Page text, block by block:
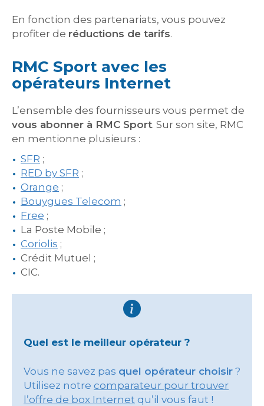
En fonction des partenariats, vous pouvez
profiter de réductions de tarifs.
RMC Sport avec les
opérateurs Internet
L’ensemble des fournisseurs vous permet de
vous abonner à RMC Sport. Sur son site, RMC
en mentionne plusieurs :
SFR ;
RED by SFR ;
Orange ;
Bouygues Telecom ;
Free ;
La Poste Mobile ;
Coriolis ;
Crédit Mutuel ;
CIC.
Quel est le meilleur opérateur ?
Vous ne savez pas quel opérateur choisir ?
Utilisez notre comparateur pour trouver
l’offre de box Internet qu’il vous faut !